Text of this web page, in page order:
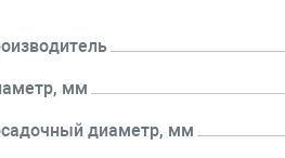
мм
диаметр, мм